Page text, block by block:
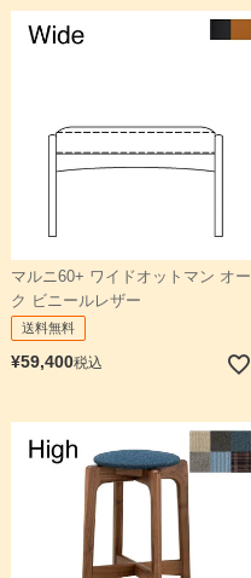
マルニ60+ ワイドオットマン オー
ク ビニールレザー
送料無料
¥59,400税込